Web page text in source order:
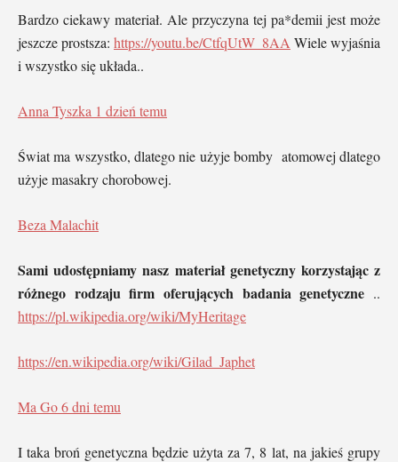
Bardzo ciekawy materiał. Ale przyczyna tej pa*demii jest może
jeszcze prostsza: https://youtu.be/CtfqUtW_8AA Wiele wyjaśnia
i wszystko się układa..
Anna Tyszka 1 dzień temu
Świat ma wszystko, dlatego nie użyje bomby atomowej dlatego
użyje masakry chorobowej.
Beza Malachit
Sami udostępniamy nasz materiał genetyczny korzystając z
różnego rodzaju firm oferujących badania genetyczne ..
https://pl.wikipedia.org/wiki/MyHeritage
https://en.wikipedia.org/wiki/Gilad_Japhet
Ma Go6 dni temu
I taka broń genetyczna będzie użyta za 7, 8 lat, na jakieś grupy